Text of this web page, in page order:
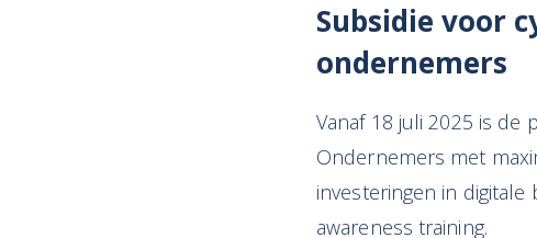
Subsidie voor
ondernemers
Vanaf 18 juli 2025 is de
Ondernemers met
investeringen in digitale
awareness training.